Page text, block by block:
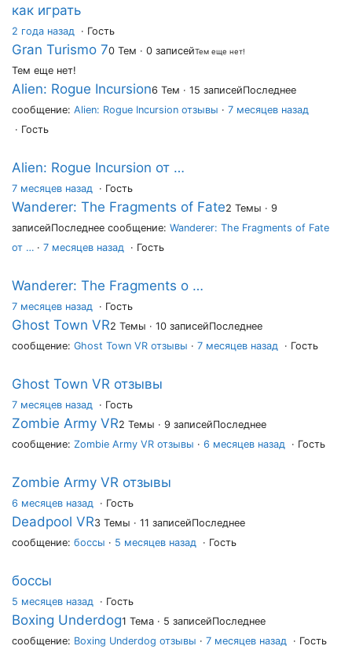
как играть
2 года назад · Гость
Gran Turismo 70 Тем · 0 записейТем еще нет!
Тем еще нет!
Alien: Rogue Incursion6 Тем · 15 записейПоследнее
сообщение: Alien: Rogue Incursion отзывы · 7 месяцев назад
· Гость
Alien: Rogue Incursion от …
7 месяцев назад · Гость
Wanderer: The Fragments of Fate2 Темы · 9
записейПоследнее сообщение: Wanderer: The Fragments of Fate
от … · 7 месяцев назад · Гость
Wanderer: The Fragments o …
7 месяцев назад · Гость
Ghost Town VR2 Темы · 10 записейПоследнее
сообщение: Ghost Town VR отзывы · 7 месяцев назад · Гость
Ghost Town VR отзывы
7 месяцев назад · Гость
Zombie Army VR2 Темы · 9 записейПоследнее
сообщение: Zombie Army VR отзывы · 6 месяцев назад · Гость
Zombie Army VR отзывы
6 месяцев назад · Гость
Deadpool VR3 Темы · 11 записейПоследнее
сообщение: боссы · 5 месяцев назад · Гость
боссы
5 месяцев назад · Гость
Boxing Underdog1 Тема · 5 записейПоследнее
сообщение: Boxing Underdog отзывы · 7 месяцев назад · Гость